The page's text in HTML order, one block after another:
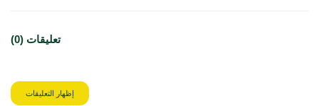
تعليقات (0)
إظهار التعليقات